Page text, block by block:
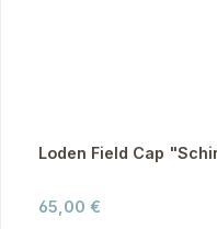
Loden Field Cap
Regulärer Preis:
65,00 €